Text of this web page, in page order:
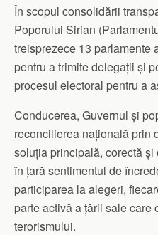
În scopul consolidării
Poporului Sirian
treisprezece 13 parlamente
pentru a trimite delegații și
procesul electoral pentru a
Conducerea, Guvernul și
reconcilierea națională prin
soluția principală, corectă
în țară sentimentul de
participarea la alegeri,
parte activă a țării sale
terorismului.